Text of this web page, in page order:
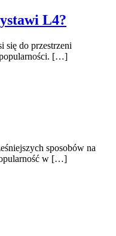
L4?
się do przestrzeni
[…]
sposobów na
w […]